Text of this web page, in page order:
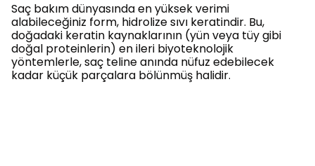
Saç bakım dünyasında en yüksek verimi
alabileceğiniz form, hidrolize sıvı keratindir. Bu,
doğadaki keratin kaynaklarının (yün veya tüy gibi
doğal proteinlerin) en ileri biyoteknolojik
yöntemlerle, saç teline anında nüfuz edebilecek
kadar küçük parçalara bölünmüş halidir.